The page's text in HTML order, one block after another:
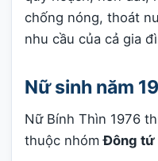
chống nóng, thoát
nhu cầu của cả gia
Nữ sinh năm
Nữ Bính Thìn 1976
thuộc nhómĐông tứ